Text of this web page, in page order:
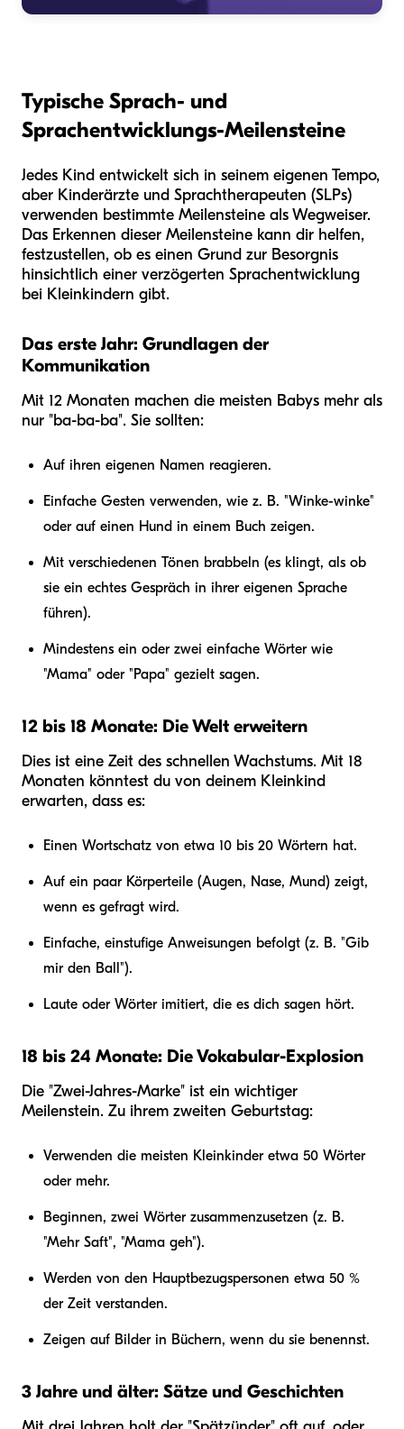
Typische Sprach- und
Sprachentwicklungs-Meilensteine
Jedes Kind entwickelt sich in seinem eigenen Tempo,
aber Kinderärzte und Sprachtherapeuten (SLPs)
verwenden bestimmte Meilensteine als Wegweiser.
Das Erkennen dieser Meilensteine kann dir helfen,
festzustellen, ob es einen Grund zur Besorgnis
hinsichtlich einer verzögerten Sprachentwicklung
bei Kleinkindern gibt.
Das erste Jahr: Grundlagen der
Kommunikation
Mit 12 Monaten machen die meisten Babys mehr als
nur "ba-ba-ba". Sie sollten:
Auf ihren eigenen Namen reagieren.
Einfache Gesten verwenden, wie z. B. "Winke-winke"
oder auf einen Hund in einem Buch zeigen.
Mit verschiedenen Tönen brabbeln (es klingt, als ob
sie ein echtes Gespräch in ihrer eigenen Sprache
führen).
Mindestens ein oder zwei einfache Wörter wie
"Mama" oder "Papa" gezielt sagen.
12 bis 18 Monate: Die Welt erweitern
Dies ist eine Zeit des schnellen Wachstums. Mit 18
Monaten könntest du von deinem Kleinkind
erwarten, dass es:
Einen Wortschatz von etwa 10 bis 20 Wörtern hat.
Auf ein paar Körperteile (Augen, Nase, Mund) zeigt,
wenn es gefragt wird.
Einfache, einstufige Anweisungen befolgt (z. B. "Gib
mir den Ball").
Laute oder Wörter imitiert, die es dich sagen hört.
18 bis 24 Monate: Die Vokabular-Explosion
Die "Zwei-Jahres-Marke" ist ein wichtiger
Meilenstein. Zu ihrem zweiten Geburtstag:
Verwenden die meisten Kleinkinder etwa 50 Wörter
oder mehr.
Beginnen, zwei Wörter zusammenzusetzen (z. B.
"Mehr Saft", "Mama geh").
Werden von den Hauptbezugspersonen etwa 50 %
der Zeit verstanden.
Zeigen auf Bilder in Büchern, wenn du sie benennst.
3 Jahre und älter: Sätze und Geschichten